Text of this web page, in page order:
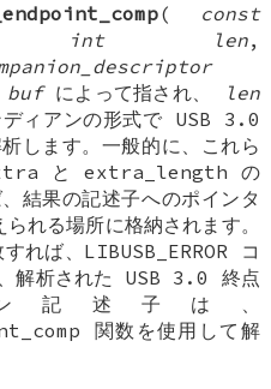
(
const
int len,
bufによって指され、
len
ディアンの形式で USB 3.0
します。一般的に、これら
extra と extra_length の
結果の記述子へのポインタ
れる場所に格納されます。
れば、LIBUSB_ERROR コ
解析された USB 3.0 終点
記述子は、
関数を使用して解